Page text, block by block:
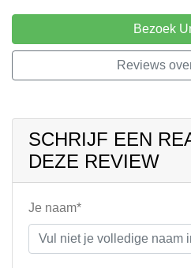
Bezoek
Reviews
SCHRIJF EEN
DEZE REVIEW
Je naam*